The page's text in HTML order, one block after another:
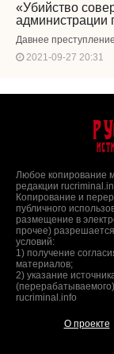
«Убийство
администрации
Давнее
2021-09-27 20:31
Любое копирование
редакции
Копирование и
публичного
размещение в
прочее)
условий:
1) получение
материалов;
2) указание
rucriminal.info
О проекте